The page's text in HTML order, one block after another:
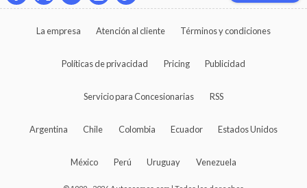
La empresa Atención al cliente Términos y condiciones
Políticas de privacidad Pricing Publicidad
Servicio para Concesionarias RSS
Argentina Chile Colombia Ecuador Estados Unidos
México Perú Uruguay Venezuela